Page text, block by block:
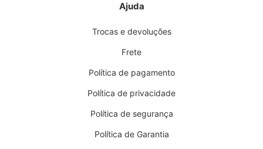
Ajuda
Trocas e devoluções
Frete
Política de pagamento
Política de privacidade
Política de segurança
Política de Garantia